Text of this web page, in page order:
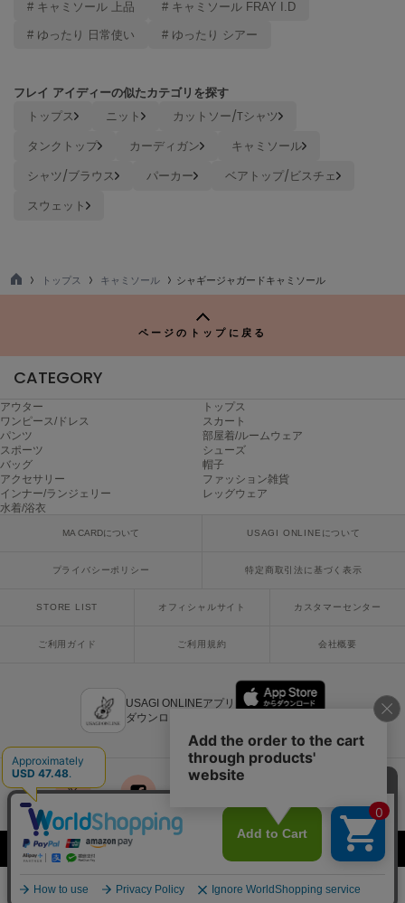
ミースロエ
ミラオーウェン
MOIGE
モワージュ
MUCHA
NEW Balance
ナイキ
NOWNS
ナウンス
null.
ヌル
オニツカ タイガー
オル
PATRICK
パトリック
Philly chocolate
# キャミソール 上品 # キャミソール FRAY I.D
# ゆったり 日常使い # ゆったり シアー
フレイ アイディーの似たカテゴリを探す
トップス ニット
カットソー/Tシャツ
タンクトップ
カーディガン
キャミソール
シャツ/ブラウス
パーカー
ベアトップ/ビスチェ
スウェット
¥7,480 税込 カートに入れる
TO
トップス キャミソール シャギージャガードキャミソール
ページのトップに戻る
CATEGORY
アウター
トップス
ワンピース/ドレス
スカート
パンツ
部屋着/ルームウェア
スポーツ
シューズ
バッグ
帽子
アクセサリー
ファッション雑貨
インナー/ランジェリー
レッグウェア
水着/浴衣
MA CARDについて USAGI ONLINEについて
プライバシーポリシー 特定商取引法に基づく表示
STORE LIST オフィシャルサイト カスタマーセンター
ご利用ガイド ご利用規約 会社概要
USAGI ONLINEアプリ
ダウンロードはこちら
x facebook LINE mail
Copyright © 2018 Usagi Online Co.,Ltd. All Rights Reserved.